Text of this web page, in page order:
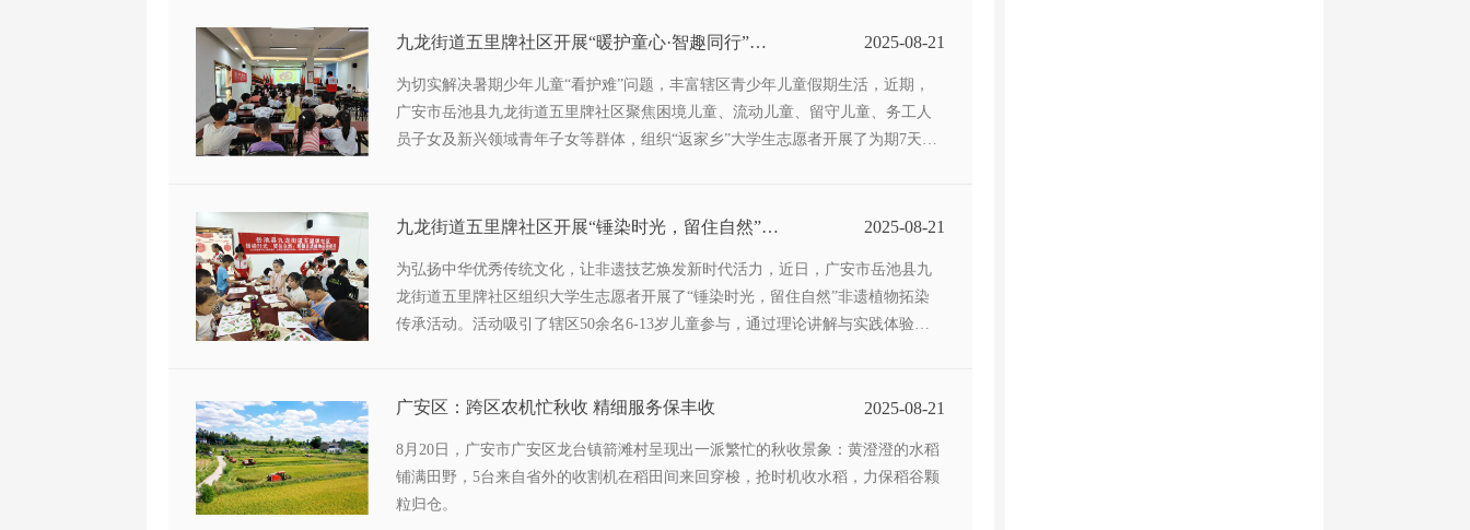
风貌。
九龙街道五里牌社区开展“暖护童心·智趣同行”夏
2025-08-21
为切实解决暑期少年儿童“看护难”问题，丰富辖区青少年儿童假期生活，近期，
广安市岳池县九龙街道五里牌社区聚焦困境儿童、流动儿童、留守儿童、务工人
员子女及新兴领域青年子女等群体，组织“返家乡”大学生志愿者开展了为期7天
成长平台，累计服务儿 童200余人次，获得家长和参与儿童的一致好评。
九龙街道五里牌社区开展“锤染时光，留住自然”非
2025-08-21
为弘扬中华优秀传统文化，让非遗技艺焕发新时代活力，近日，广安市岳池县九
龙街道五里牌社区组织大学生志愿者开展了“锤染时光，留住自然”非遗植物拓染
传承活动。活动吸引了辖区50余名6-13岁儿童参与，通过理论讲解与实践体验相
广安区：跨区农机忙秋收 精细服务保丰收 2025-08-21
8月20日，广安市广安区龙台镇箭滩村呈现出一派繁忙的秋收景象：黄澄澄的水稻
铺满田野，5台来自省外的收割机在稻田间来回穿梭，抢时机收水稻，力保稻谷颗
粒归仓。